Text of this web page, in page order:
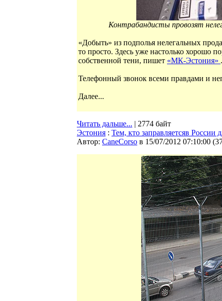
Контрабандисты провозят
«Добыть» из подполья нелегальных
то просто. Здесь уже настолько хорошо
собственной тени, пишет «МК-Эстония» .
Телефонный звонок всеми правдами и
Далее...
Читать дальше... | 2774 байт
Эстония : Тем, кто заправляетсяв России
Автор: CaneCorso в 15/07/2012 07:10:00 (